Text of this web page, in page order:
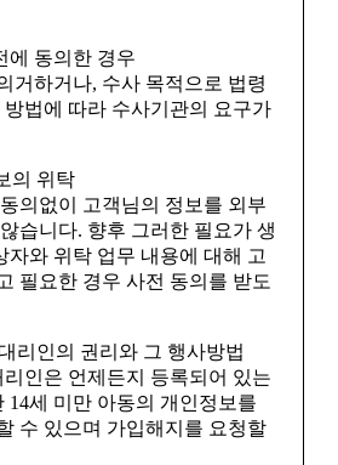
에 동의한 경우
거하거나, 수사 목적으로 법령
법에 따라 수사기관의 요구가
의 위탁
의없이 고객님의 정보를 외부
습니다. 향후 그러한 필요가 생
자와 위탁 업무 내용에 대해 고
필요한 경우 사전 동의를 받도
리인의 권리와 그 행사방법
인은 언제든지 등록되어 있는
14세 미만 아동의 개인정보를
수 있으며 가입해지를 요청할